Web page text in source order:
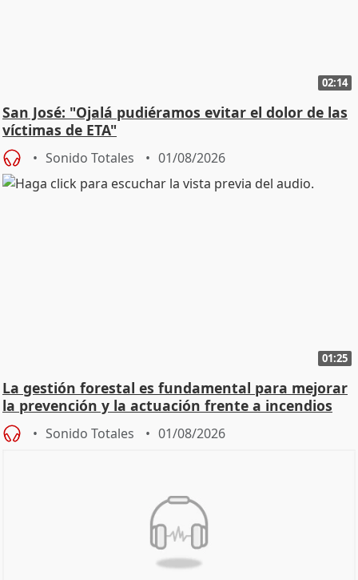
02:14
San José: "Ojalá pudiéramos evitar el dolor de las
víctimas de ETA"
Sonido Totales 01/08/2026
01:25
La gestión forestal es fundamental para mejorar
la prevención y la actuación frente a incendios
Sonido Totales 01/08/2026